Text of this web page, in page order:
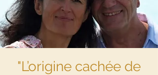
"L’origine cachée de